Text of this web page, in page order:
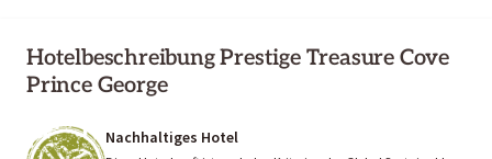
Hotelbeschreibung Prestige Treasure Cove
Prince George
Nachhaltiges Hotel